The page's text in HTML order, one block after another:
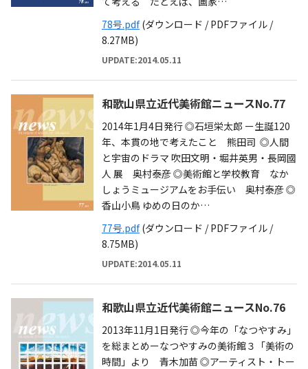
78号.pdf(ダウンロード / PDFファイル /
8.27MB)
UPDATE:2014.05.11
和歌山県立近代美術館ニュースNo.77
2014年1月4日発行 ◎石垣栄太郎 ー生誕120
年、本貫の地で考えたこと 熊田司 ◎人間
と宇宙のドラマ 吹田文明・堀井英男・長岡國
人 展 奥村泰彦 ◎美術館と学校教育 なか
しょうミュージアムをお手伝い 奥村泰彦 ◎
香山小鳥 ゆめの日のか…
77号.pdf(ダウンロード / PDFファイル /
8.75MB)
UPDATE:2014.05.11
和歌山県立近代美術館ニュースNo.76
2013年11月1日発行 ◎今年の「なつやすみ」
を総まとめーなつやすみの美術館３「美術の
時間」より 青木加苗 ◎アーティスト・トー